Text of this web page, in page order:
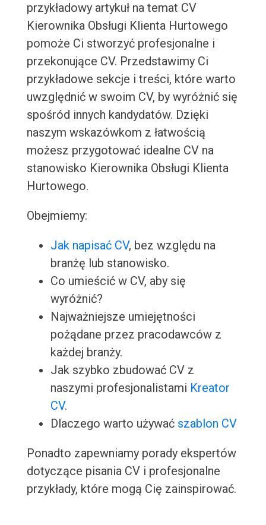
przykładowy artykuł na temat CV
Kierownika Obsługi Klienta Hurtowego
pomoże Ci stworzyć profesjonalne i
przekonujące CV. Przedstawimy Ci
przykładowe sekcje i treści, które warto
uwzględnić w swoim CV, by wyróżnić się
spośród innych kandydatów. Dzięki
naszym wskazówkom z łatwością
możesz przygotować idealne CV na
stanowisko Kierownika Obsługi Klienta
Hurtowego.
Obejmiemy:
Jak napisać CV, bez względu na
branżę lub stanowisko.
Co umieścić w CV, aby się
wyróżnić?
Najważniejsze umiejętności
pożądane przez pracodawców z
każdej branży.
Jak szybko zbudować CV z
naszymi profesjonalistami Kreator
CV.
Dlaczego warto używać szablon CV
Ponadto zapewniamy porady ekspertów
dotyczące pisania CV i profesjonalne
przykłady, które mogą Cię zainspirować.